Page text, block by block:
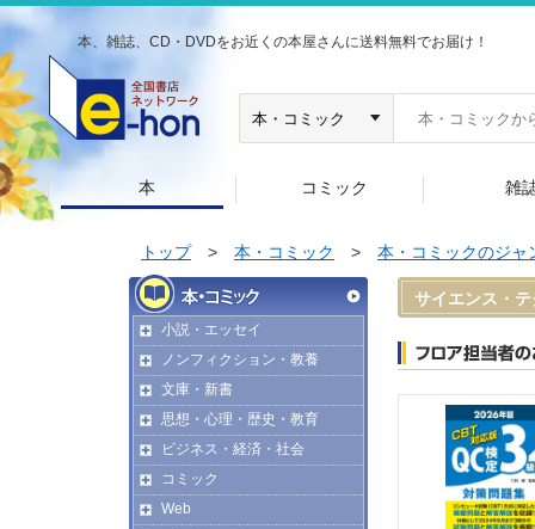
本、雑誌、CD・DVDをお近くの本屋さんに送料無料でお届け！
本 コミック 雑
トップ> 本・コミック > 本・コミックのジャ
小説・エッセイ
ノンフィクション・教養
文庫・新書
思想・心理・歴史・教育
ビジネス・経済・社会
コミック
Web
サイエンス・